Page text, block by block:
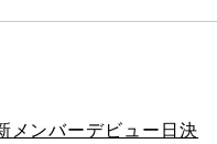
メンバーデビュー日決